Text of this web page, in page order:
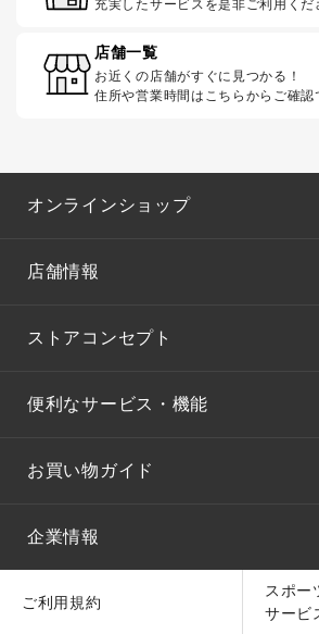
充実したサービスを是非ご利用くだ
店舗一覧
お近くの店舗がすぐに見つかる！
住所や営業時間はこちらからご確認
オンラインショップ
店舗情報
ストアコンセプト
便利なサービス・機能
お買い物ガイド
企業情報
ご利用規約
スポー
サービ